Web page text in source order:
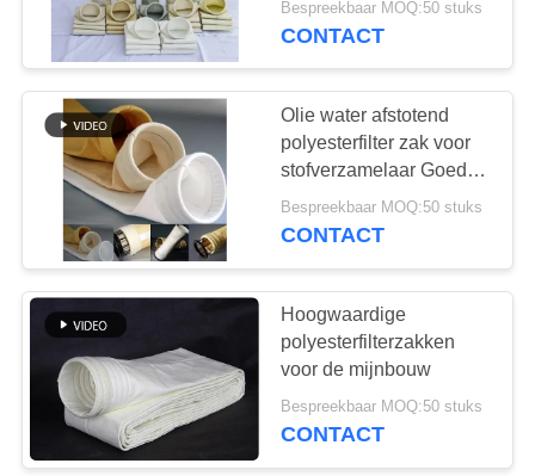
Bespreekbaar MOQ:50 stuks
CONTACT
Olie water afstotend
polyesterfilter zak voor
stofverzamelaar Goede
hydrolyse stabiliteit
Bespreekbaar MOQ:50 stuks
CONTACT
Hoogwaardige
polyesterfilterzakken
voor de mijnbouw
Bespreekbaar MOQ:50 stuks
CONTACT